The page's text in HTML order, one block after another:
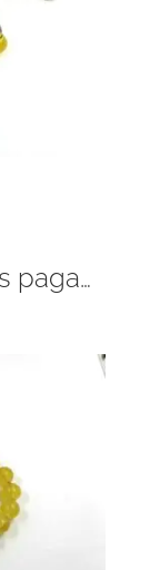
Musulmoniškas rožančius pagamintas iš natūralaus Baltijos gintaro, 33 vnt